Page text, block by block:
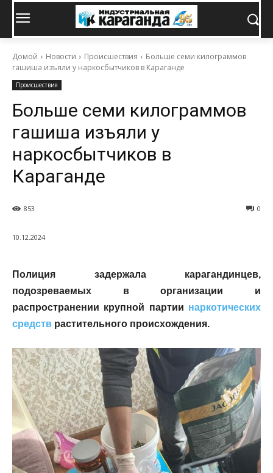
Домой Новости Происшествия
Больше семи килограммов
гашиша изъяли у наркосбытчиков в Караганде
Происшествия
Больше семи килограммов
гашиша изъяли у
наркосбытчиков в
Караганде
0
853
10.12.2024
Полиция задержала карагандинцев,
подозреваемых в организации и
распространении крупной партии наркотических
средств растительного происхождения.